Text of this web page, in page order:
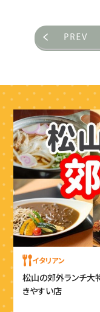
イタリアン
松山の郊外ランチ大
きやすい店